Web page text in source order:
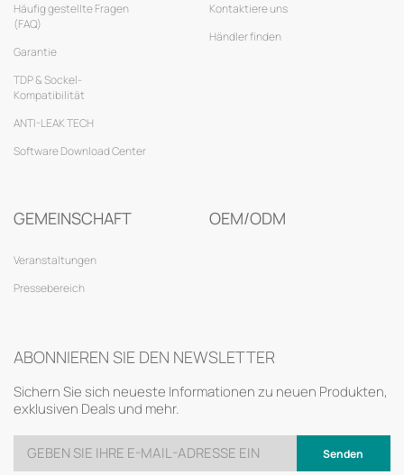
Häufig gestellte Fragen
(FAQ)
Garantie
TDP & Sockel-
Kompatibilität
ANTI-LEAK TECH
Software Download Center
Kontaktiere uns
Händler finden
GEMEINSCHAFT
Veranstaltungen
Pressebereich
OEM/ODM
ABONNIEREN SIE DEN NEWSLETTER
Sichern Sie sich neueste Informationen zu neuen Produkten,
exklusiven Deals und mehr.
Senden